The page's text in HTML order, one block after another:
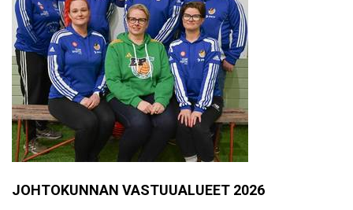
JOHTOKUNNAN VASTUUALUEET 2026